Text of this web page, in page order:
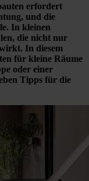
erfordert
und die
In kleinen
die nicht nur
In diesem
für kleine Räume
oder einer
Tipps für die